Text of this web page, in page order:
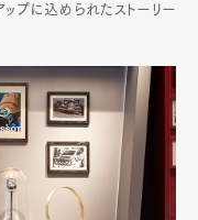
プに込められたストーリー